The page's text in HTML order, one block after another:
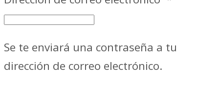
Se te enviará una contraseña a tu
dirección de correo electrónico.